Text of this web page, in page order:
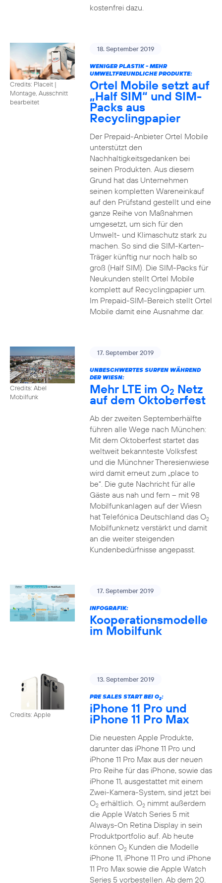
kostenfrei dazu.
Credits: Placeit |
Montage, Ausschnitt
bearbeitet
18. September 2019
WENIGER PLASTIK - MEHR
UMWELTFREUNDLICHE PRODUKTE:
Ortel Mobile setzt auf
„Half SIM“ und SIM-
Packs aus
Recyclingpapier
Der Prepaid-Anbieter Ortel Mobile
unterstützt den
Nachhaltigkeitsgedanken bei
seinen Produkten. Aus diesem
Grund hat das Unternehmen
seinen kompletten Wareneinkauf
auf den Prüfstand gestellt und eine
ganze Reihe von Maßnahmen
umgesetzt, um sich für den
Umwelt- und Klimaschutz stark zu
machen. So sind die SIM-Karten-
Träger künftig nur noch halb so
groß (Half SIM). Die SIM-Packs für
Neukunden stellt Ortel Mobile
komplett auf Recyclingpapier um.
Im Prepaid-SIM-Bereich stellt Ortel
Mobile damit eine Ausnahme dar.
Credits: Abel
Mobilfunk
17. September 2019
UNBESCHWERTES SURFEN WÄHREND
DER WIESN:
Mehr LTE im O2 Netz
auf dem Oktoberfest
Ab der zweiten Septemberhälfte
führen alle Wege nach München:
Mit dem Oktoberfest startet das
weltweit bekannteste Volksfest
und die Münchner Theresienwiese
wird damit erneut zum „place to
be“. Die gute Nachricht für alle
Gäste aus nah und fern – mit 98
Mobilfunkanlagen auf der Wiesn
hat Telefónica Deutschland das O2
Mobilfunknetz verstärkt und damit
an die weiter steigenden
Kundenbedürfnisse angepasst.
17. September 2019
INFOGRAFIK:
Kooperationsmodelle
im Mobilfunk
Credits: Apple
13. September 2019
PRE SALES START BEI O2:
iPhone 11 Pro und
iPhone 11 Pro Max
Die neuesten Apple Produkte,
darunter das iPhone 11 Pro und
iPhone 11 Pro Max aus der neuen
Pro Reihe für das iPhone, sowie das
iPhone 11, ausgestattet mit einem
Zwei-Kamera-System, sind jetzt bei
O2erhältlich. O2nimmt außerdem
die Apple Watch Series 5 mit
Always-On Retina Display in sein
Produktportfolio auf. Ab heute
können O2Kunden die Modelle
iPhone 11, iPhone 11 Pro und iPhone
11 Pro Max sowie die Apple Watch
Series 5 vorbestellen. Ab dem 20.